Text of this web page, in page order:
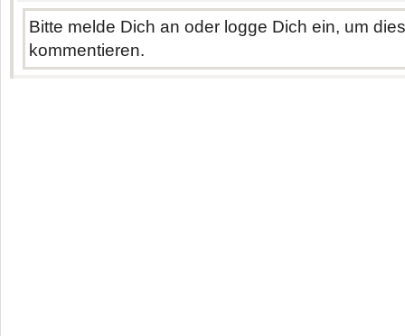
Bitte melde Dich an oder logge Dich ein, um
kommentieren.